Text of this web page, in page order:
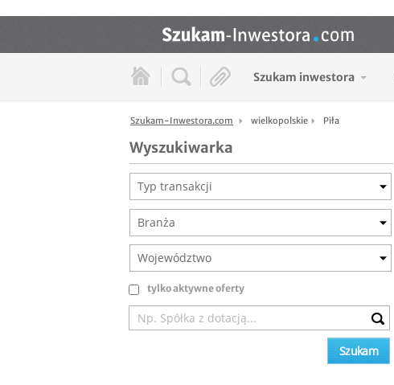
Szukam inwestora
Szukam-Inwestora.com wielkopolskie Piła
Wyszukiwarka
Typ transakcji
Branża
Województwo
tylko aktywne oferty